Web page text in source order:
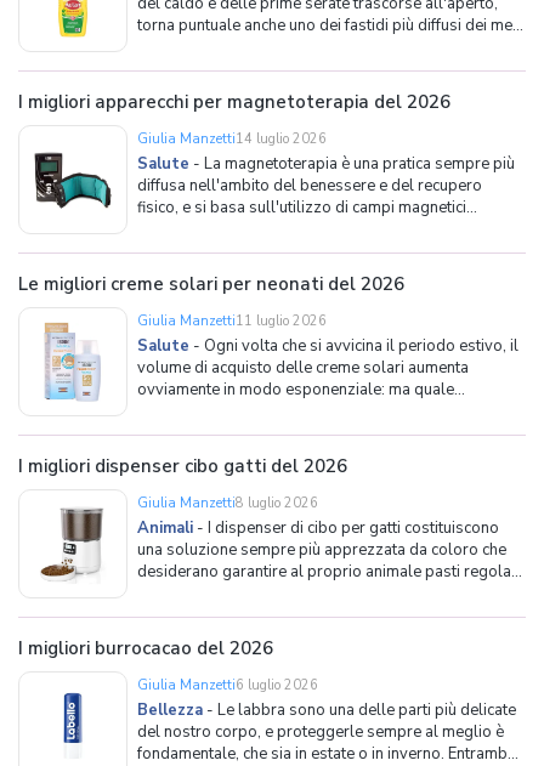
torna puntuale anche uno dei fastidi più diffusi dei mesi
le ore di relax che si desidera passare in giardino o sul
balcone, possono disturbare il son
I migliori apparecchi per magnetoterapia del 2026
Giulia Manzetti14 luglio 2026
Salute - La magnetoterapia è una pratica sempre più
diffusa nell'ambito del benessere e del recupero
fisico, e si basa sull'utilizzo di campi magnetici
Tale tecnica viene impiegata principalmente per
favorire il recupero da traumi ossei e muscolari, cont
Le migliori creme solari per neonati del 2026
Giulia Manzetti11 luglio 2026
Salute - Ogni volta che si avvicina il periodo estivo, il
volume di acquisto delle creme solari aumenta
ovviamente in modo esponenziale: ma quale
possibilità, se non addirittura centinaia, e riuscire a fare
la scelta giusta può essere difficile, specialm
I migliori dispenser cibo gatti del 2026
Giulia Manzetti8 luglio 2026
Animali - I dispenser di cibo per gatti costituiscono
una soluzione sempre più apprezzata da coloro che
desiderano garantire al proprio animale pasti regolari
si è via per qualche giorno. Si tratta infatti di dispositivi
pensati per erogare automati
I migliori burrocacao del 2026
Giulia Manzetti6 luglio 2026
Bellezza - Le labbra sono una delle parti più delicate
del nostro corpo, e proteggerle sempre al meglio è
fondamentale, che sia in estate o in inverno. Entrambe